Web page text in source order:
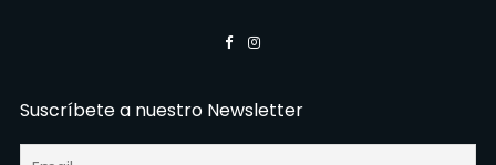
Suscríbete a nuestro Newsletter